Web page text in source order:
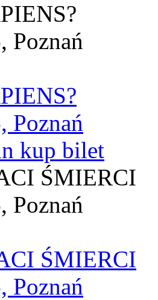
Poznań
Poznań
kup bilet
ŚMIERCI
Poznań
ŚMIERCI
Poznań